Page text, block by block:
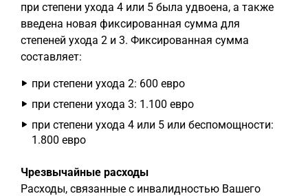
при степени ухода 4 или 5 была удвоена, а также
введена новая фиксированная сумма для
степеней ухода 2 и 3. Фиксированная сумма
составляет:
при степени ухода 2: 600 евро
при степени ухода 3: 1.100 евро
при степени ухода 4 или 5 или беспомощности:
1.800 евро
Чрезвычайные расходы
Расходы, связанные с инвалидностью Вашего